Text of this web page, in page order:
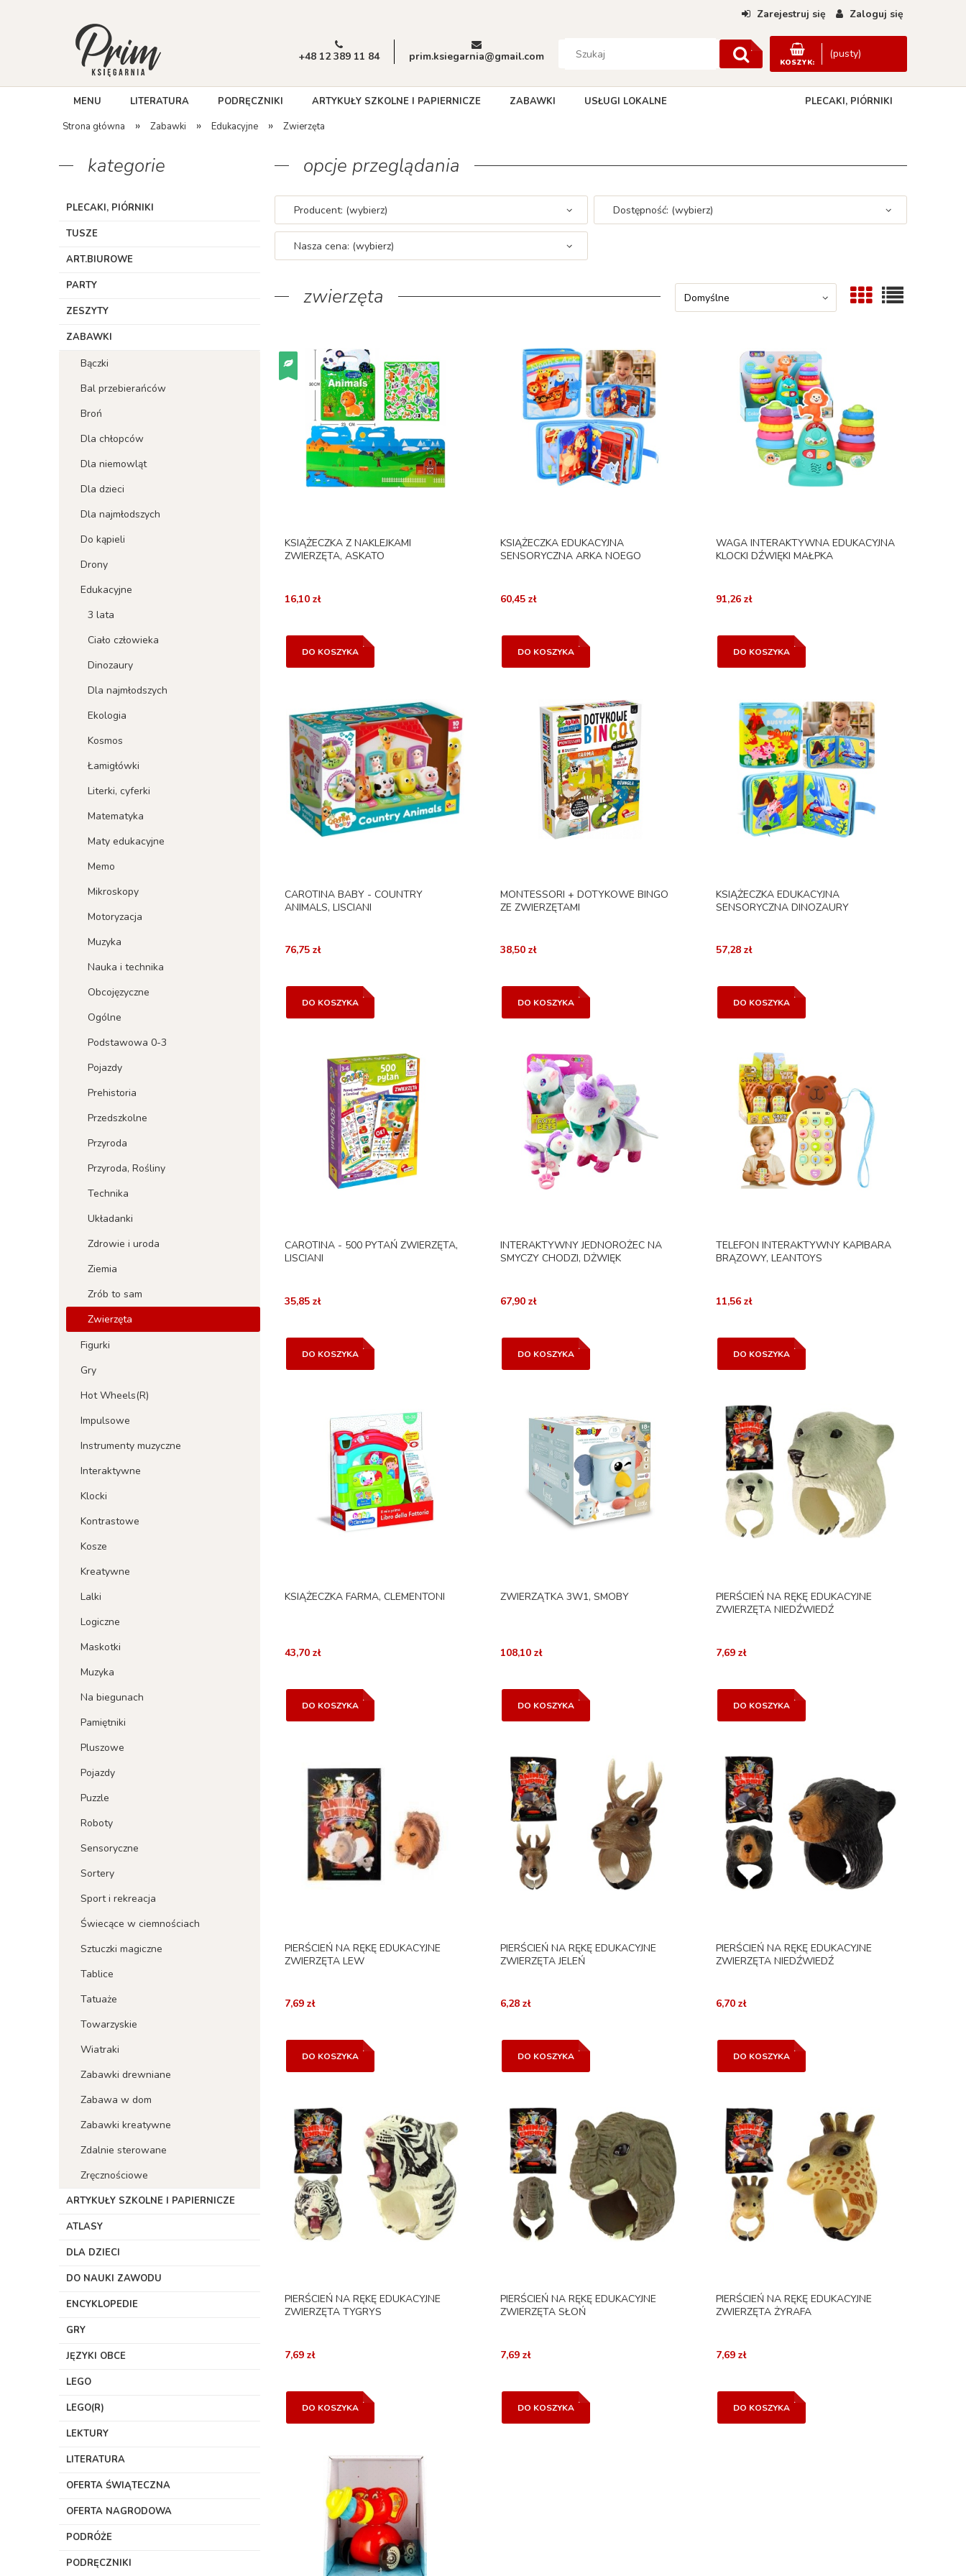
Zarejestruj się Zaloguj się
KOSZYK:
(pusty)
+48 12 389 11 84 prim.ksiegarnia@gmail.com
MENU LITERATURA PODRĘCZNIKI ARTYKUŁY SZKOLNE I PAPIERNICZE PLECAKI, PIÓRNIKI
ZABAWKI USŁUGI LOKALNE
Strona główna » Zabawki » Edukacyjne » Zwierzęta
kategorie
PLECAKI, PIÓRNIKI
TUSZE
ART.BIUROWE
PARTY
ZESZYTY
ZABAWKI
Bączki
Bal przebierańców
Broń
Dla chłopców
Dla niemowląt
Dla dzieci
Dla najmłodszych
Do kąpieli
Drony
Edukacyjne
3 lata
Ciało człowieka
Dinozaury
Dla najmłodszych
Ekologia
Kosmos
Łamigłówki
Literki, cyferki
Matematyka
Maty edukacyjne
Memo
Mikroskopy
Motoryzacja
Muzyka
Nauka i technika
Obcojęzyczne
Ogólne
Podstawowa 0-3
Pojazdy
Prehistoria
Przedszkolne
Przyroda
Przyroda, Rośliny
Technika
Układanki
Zdrowie i uroda
Ziemia
Zrób to sam
Zwierzęta
Figurki
Gry
Hot Wheels(R)
Impulsowe
Instrumenty muzyczne
Interaktywne
Klocki
Kontrastowe
Kosze
Kreatywne
Lalki
Logiczne
Maskotki
Muzyka
Na biegunach
Pamiętniki
Pluszowe
Pojazdy
Puzzle
Roboty
Sensoryczne
Sortery
Sport i rekreacja
Świecące w ciemnościach
Sztuczki magiczne
Tablice
Tatuaże
Towarzyskie
Wiatraki
Zabawki drewniane
Zabawa w dom
Zabawki kreatywne
Zdalnie sterowane
Zręcznościowe
ARTYKUŁY SZKOLNE I PAPIERNICZE
ATLASY
DLA DZIECI
DO NAUKI ZAWODU
ENCYKLOPEDIE
GRY
JĘZYKI OBCE
LEGO
LEGO(R)
LEKTURY
LITERATURA
OFERTA ŚWIĄTECZNA
OFERTA NAGRODOWA
PODRÓŻE
PODRĘCZNIKI
opcje przeglądania
Producent: (wybierz) Dostępność: (wybierz)
Nasza cena: (wybierz)
zwierzęta
KSIĄŻECZKA Z NAKLEJKAMI
ZWIERZĘTA, ASKATO
16,10 zł
DO KOSZYKA
KSIĄŻECZKA EDUKACYJNA
SENSORYCZNA ARKA NOEGO
60,45 zł
DO KOSZYKA
WAGA INTERAKTYWNA EDUKACYJNA
KLOCKI DŹWIĘKI MAŁPKA
91,26 zł
DO KOSZYKA
CAROTINA BABY - COUNTRY
ANIMALS, LISCIANI
76,75 zł
DO KOSZYKA
MONTESSORI + DOTYKOWE BINGO
ZE ZWIERZĘTAMI
38,50 zł
DO KOSZYKA
KSIĄŻECZKA EDUKACYJNA
SENSORYCZNA DINOZAURY
57,28 zł
DO KOSZYKA
CAROTINA - 500 PYTAŃ ZWIERZĘTA,
LISCIANI
35,85 zł
DO KOSZYKA
INTERAKTYWNY JEDNOROŻEC NA
SMYCZY CHODZI, DŻWIĘK
67,90 zł
DO KOSZYKA
TELEFON INTERAKTYWNY KAPIBARA
BRĄZOWY, LEANTOYS
11,56 zł
DO KOSZYKA
KSIĄŻECZKA FARMA, CLEMENTONI
43,70 zł
DO KOSZYKA
ZWIERZĄTKA 3W1, SMOBY
108,10 zł
DO KOSZYKA
PIERŚCIEŃ NA RĘKĘ EDUKACYJNE
ZWIERZĘTA NIEDŹWIEDŹ
7,69 zł
DO KOSZYKA
PIERŚCIEŃ NA RĘKĘ EDUKACYJNE
ZWIERZĘTA LEW
7,69 zł
DO KOSZYKA
PIERŚCIEŃ NA RĘKĘ EDUKACYJNE
ZWIERZĘTA JELEŃ
6,28 zł
DO KOSZYKA
PIERŚCIEŃ NA RĘKĘ EDUKACYJNE
ZWIERZĘTA NIEDŹWIEDŹ
6,70 zł
DO KOSZYKA
PIERŚCIEŃ NA RĘKĘ EDUKACYJNE
ZWIERZĘTA TYGRYS
7,69 zł
DO KOSZYKA
PIERŚCIEŃ NA RĘKĘ EDUKACYJNE
ZWIERZĘTA SŁOŃ
7,69 zł
DO KOSZYKA
PIERŚCIEŃ NA RĘKĘ EDUKACYJNE
ZWIERZĘTA ŻYRAFA
7,69 zł
DO KOSZYKA